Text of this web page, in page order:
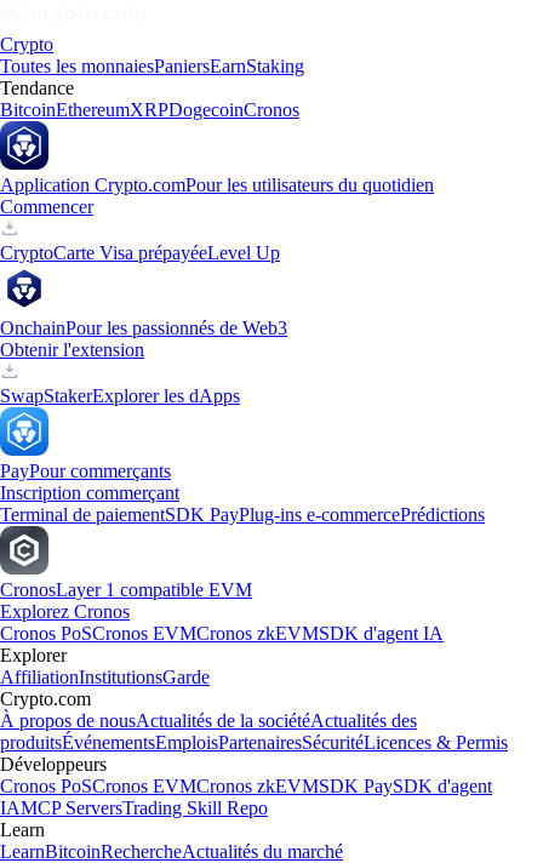
Crypto
Toutes les monnaiesPaniersEarnStaking
Tendance
BitcoinEthereumXRPDogecoinCronos
Application Crypto.comPour les utilisateurs du quotidien
Commencer
CryptoCarte Visa prépayéeLevel Up
OnchainPour les passionnés de Web3
Obtenir l'extension
SwapStakerExplorer les dApps
PayPour commerçants
Inscription commerçant
Terminal de paiementSDK PayPlug-ins e-commercePrédictions
CronosLayer 1 compatible EVM
Explorez Cronos
Cronos PoSCronos EVMCronos zkEVMSDK d'agent IA
Explorer
AffiliationInstitutionsGarde
Crypto.com
À propos de nousActualités de la sociétéActualités des
produitsÉvénementsEmploisPartenairesSécuritéLicences & Permis
Développeurs
Cronos PoSCronos EVMCronos zkEVMSDK PaySDK d'agent
IAMCP ServersTrading Skill Repo
Learn
LearnBitcoinRechercheActualités du marché